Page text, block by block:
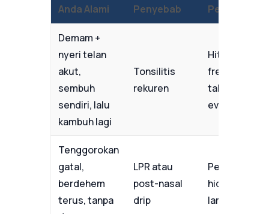
Anda Alami
Penyebab
Penting
Demam +
nyeri telan
akut,
sembuh
sendiri, lalu
kambuh lagi
Tonsilitis
rekuren
Hitung
frekuensi per
tahun; ≥4x →
evaluasi THT
Tenggorokan
gatal,
berdehem
terus, tanpa
LPR atau
post-nasal
drip
Perlu
hidung dan
lambung